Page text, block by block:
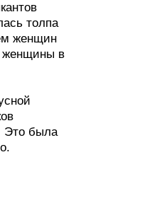
толпа
женщин
женщины в
Это была